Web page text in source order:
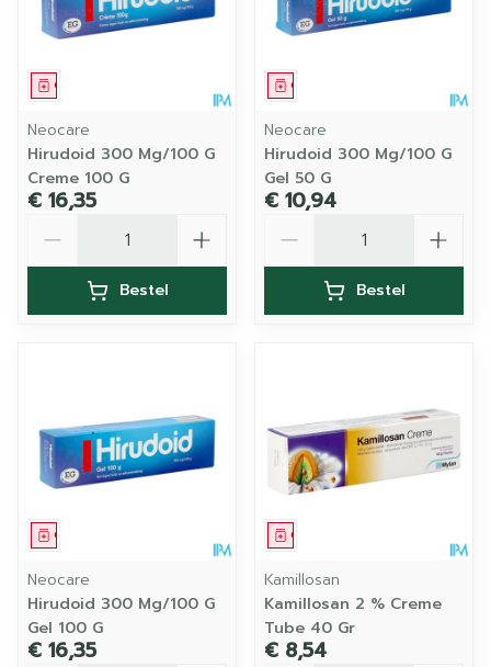
Geneesmiddel
Neocare
Hirudoid 300 Mg/100 G
Creme 100 G
€ 16,35
Bestel
Geneesmiddel
Neocare
Hirudoid 300 Mg/100 G
Gel 50 G
€ 10,94
Bestel
Geneesmiddel
Neocare
Hirudoid 300 Mg/100 G
Gel 100 G
€ 16,35
Geneesmiddel
Kamillosan
Kamillosan 2 % Creme
Tube 40 Gr
€ 8,54